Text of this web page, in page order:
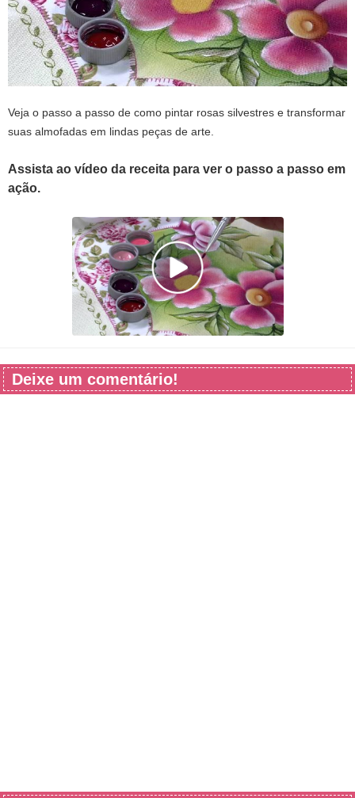
Veja o passo a passo de como pintar rosas silvestres e transformar
suas almofadas em lindas peças de arte.
Assista ao vídeo da receita para ver o passo a passo em
ação.
Deixe um comentário!